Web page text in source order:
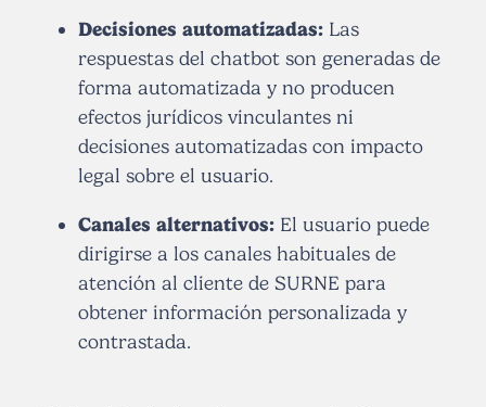
Decisiones automatizadas: Las
respuestas del chatbot son generadas de
forma automatizada y no producen
efectos jurídicos vinculantes ni
decisiones automatizadas con impacto
legal sobre el usuario.
Canales alternativos: El usuario puede
dirigirse a los canales habituales de
atención al cliente de SURNE para
obtener información personalizada y
contrastada.